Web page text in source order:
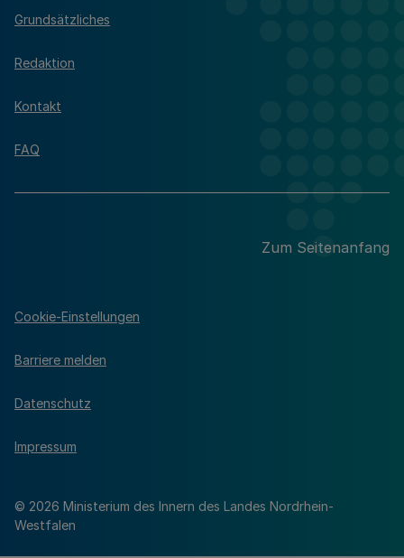
Grundsätzliches
Redaktion
Kontakt
FAQ
Zum Seitenanfang
© 2026 Ministerium des Innern des Landes Nordrhein-
Westfalen
Cookie-Einstellungen
Barriere melden
Datenschutz
Impressum